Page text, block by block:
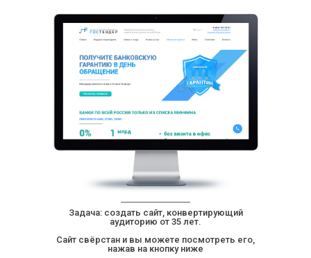
Задача: создать сайт, конвертирующий
аудиторию от 35 лет.
Сайт свёрстан и вы можете посмотреть его,
нажав на кнопку ниже